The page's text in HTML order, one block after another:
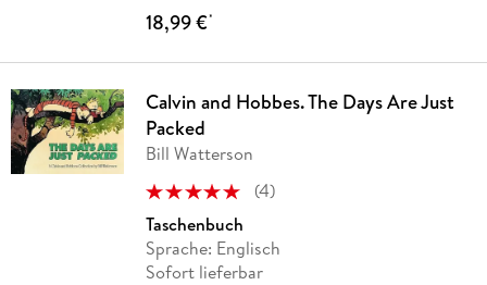
18,99 €*
Calvin and Hobbes. The Days Are Just
Packed
Bill Watterson
(4)
Taschenbuch
Sprache: Englisch
Sofort lieferbar